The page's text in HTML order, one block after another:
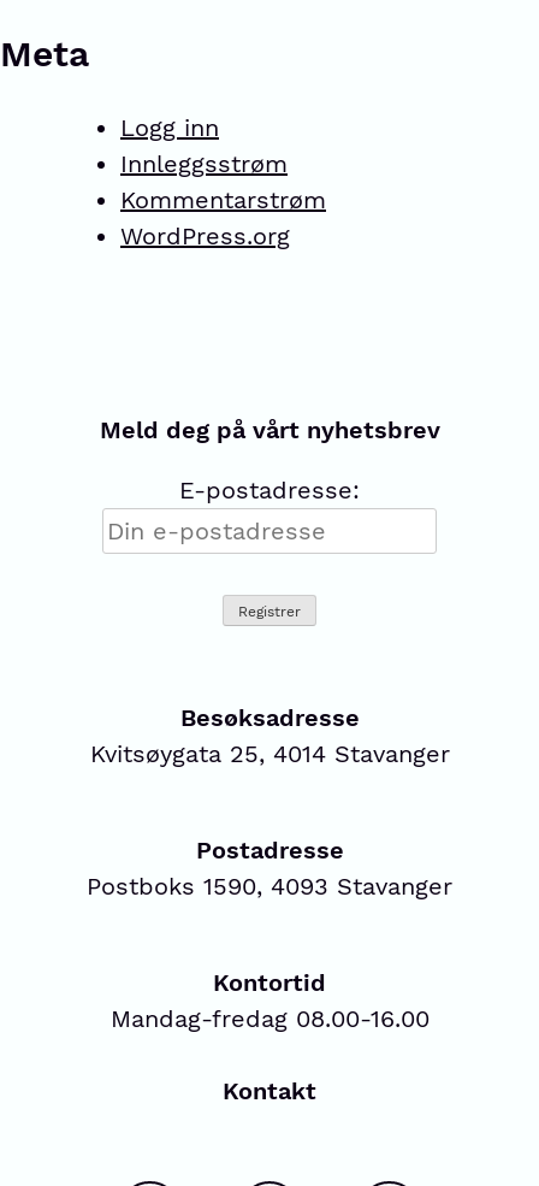
Meta
Logg inn
Innleggsstrøm
Kommentarstrøm
WordPress.org
Meld deg på vårt nyhetsbrev
E-postadresse:
Besøksadresse
Kvitsøygata 25, 4014 Stavanger
Postadresse
Postboks 1590, 4093 Stavanger
Kontortid
Mandag-fredag 08.00-16.00
Kontakt